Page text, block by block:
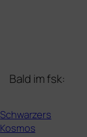
Bald im fsk:
Schwarzers
Kosmos